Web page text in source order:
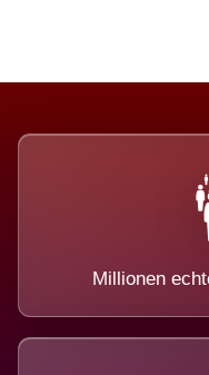
Millionen